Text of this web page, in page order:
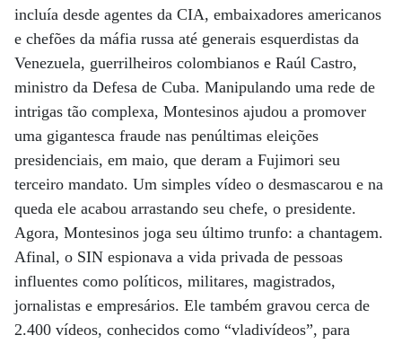
incluía desde agentes da CIA, embaixadores americanos
e chefões da máfia russa até generais esquerdistas da
Venezuela, guerrilheiros colombianos e Raúl Castro,
ministro da Defesa de Cuba. Manipulando uma rede de
intrigas tão complexa, Montesinos ajudou a promover
uma gigantesca fraude nas penúltimas eleições
presidenciais, em maio, que deram a Fujimori seu
terceiro mandato. Um simples vídeo o desmascarou e na
queda ele acabou arrastando seu chefe, o presidente.
Agora, Montesinos joga seu último trunfo: a chantagem.
Afinal, o SIN espionava a vida privada de pessoas
influentes como políticos, militares, magistrados,
jornalistas e empresários. Ele também gravou cerca de
2.400 vídeos, conhecidos como “vladivídeos”, para